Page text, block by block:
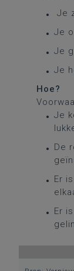
Je
Je
Je
Je
Hoe?
Je
De
Er
Er